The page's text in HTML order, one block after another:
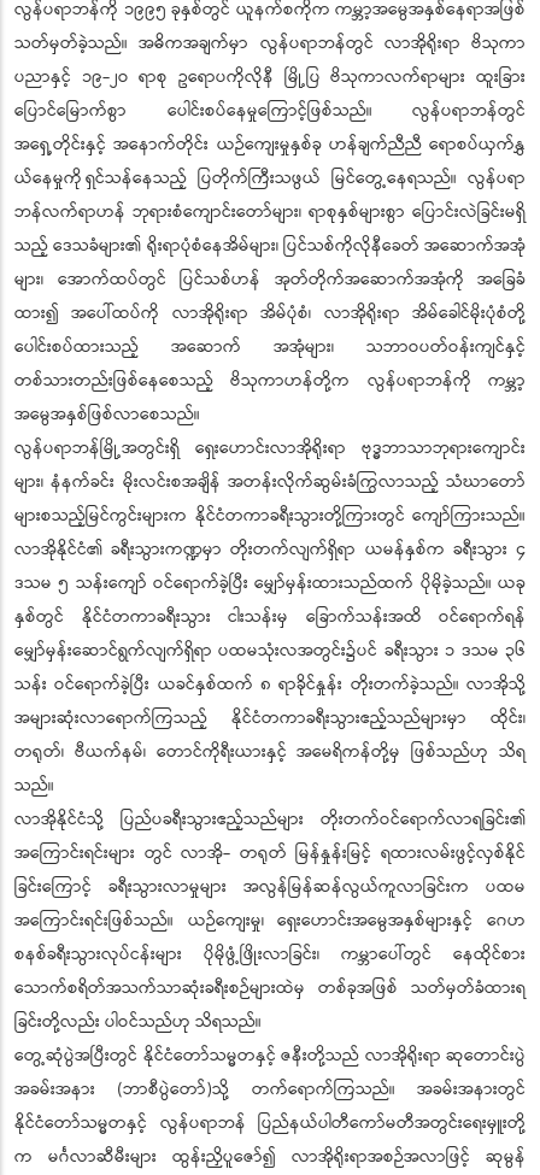
လွန်ပရာဘန်ကို ၁၉၉၅ ခုနှစ်တွင် ယူနက်စကိုက ကမ္ဘာ့အမွေအနှစ်နေရာအဖြစ်
သတ်မှတ်ခဲ့သည်။ အဓိကအချက်မှာ လွန်ပရာဘန်တွင် လာအိုရိုးရာ ဗိသုကာ
ပညာနှင့် ၁၉-၂ဝ ရာစု ဥရောပကိုလိုနီ မြို့ပြ ဗိသုကာလက်ရာများ ထူးခြား
ပြောင်မြောက်စွာ ပေါင်းစပ်နေမှုကြောင့်ဖြစ်သည်။ လွန်ပရာဘန်တွင်
အရှေ့တိုင်းနှင့် အနောက်တိုင်း ယဉ်ကျေးမှုနှစ်ခု ဟန်ချက်ညီညီ ရောစပ်ယှက်နွှ
ယ်နေမှုကို ရှင်သန်နေသည့် ပြတိုက်ကြီးသဖွယ် မြင်တွေ့နေရသည်။ လွန်ပရာ
ဘန်လက်ရာဟန် ဘုရားစံကျောင်းတော်များ၊ ရာစုနှစ်များစွာ ပြောင်းလဲခြင်းမရှိ
သည့် ဒေသခံများ၏ ရိုးရာပုံစံနေအိမ်များ၊ ပြင်သစ်ကိုလိုနီခေတ် အဆောက်အအုံ
များ၊ အောက်ထပ်တွင် ပြင်သစ်ဟန် အုတ်တိုက်အဆောက်အအုံကို အခြေခံ
ထား၍ အပေါ်ထပ်ကို လာအိုရိုးရာ အိမ်ပုံစံ၊ လာအိုရိုးရာ အိမ်ခေါင်မိုးပုံစံတို့
ပေါင်းစပ်ထားသည့် အဆောက် အအုံများ၊ သဘာဝပတ်ဝန်းကျင်နှင့်
တစ်သားတည်းဖြစ်နေစေသည့် ဗိသုကာဟန်တို့က လွန်ပရာဘန်ကို ကမ္ဘာ့
အမွေအနှစ်ဖြစ်လာစေသည်။
လွန်ပရာဘန်မြို့အတွင်းရှိ ရှေးဟောင်းလာအိုရိုးရာ ဗုဒ္ဓဘာသာဘုရားကျောင်း
များ၊ နံနက်ခင်း မိုးလင်းစအချိန် အတန်းလိုက်ဆွမ်းခံကြွလာသည့် သံဃာတော်
များစသည့်မြင်ကွင်းများက နိုင်ငံတကာခရီးသွားတို့ကြားတွင် ကျော်ကြားသည်။
လာအိုနိုင်ငံ၏ ခရီးသွားကဏ္ဍမှာ တိုးတက်လျက်ရှိရာ ယမန်နှစ်က ခရီးသွား ၄
ဒသမ ၅ သန်းကျော် ဝင်ရောက်ခဲ့ပြီး မျှော်မှန်းထားသည်ထက် ပိုမိုခဲ့သည်။ ယခု
နှစ်တွင် နိုင်ငံတကာခရီးသွား ငါးသန်းမှ ခြောက်သန်းအထိ ဝင်ရောက်ရန်
မျှော်မှန်းဆောင်ရွက်လျက်ရှိရာ ပထမသုံးလအတွင်း၌ပင် ခရီးသွား ၁ ဒသမ ၃၆
သန်း ဝင်ရောက်ခဲ့ပြီး ယခင်နှစ်ထက် ၈ ရာခိုင်နှုန်း တိုးတက်ခဲ့သည်။ လာအိုသို့
အများဆုံးလာရောက်ကြသည့် နိုင်ငံတကာခရီးသွားဧည့်သည်များမှာ ထိုင်း၊
တရုတ်၊ ဗီယက်နမ်၊ တောင်ကိုရီးယားနှင့် အမေရိကန်တို့မှ ဖြစ်သည်ဟု သိရ
သည်။
လာအိုနိုင်ငံသို့ ပြည်ပခရီးသွားဧည့်သည်များ တိုးတက်ဝင်ရောက်လာရခြင်း၏
အကြောင်းရင်းများ တွင် လာအို- တရုတ် မြန်နှုန်းမြင့် ရထားလမ်းဖွင့်လှစ်နိုင်
ခြင်းကြောင့် ခရီးသွားလာမှုများ အလွန်မြန်ဆန်လွယ်ကူလာခြင်းက ပထမ
အကြောင်းရင်းဖြစ်သည်။ ယဉ်ကျေးမှု၊ ရှေးဟောင်းအမွေအနှစ်များနှင့် ဂေဟ
စနစ်ခရီးသွားလုပ်ငန်းများ ပိုမိုဖွံ့ဖြိုးလာခြင်း၊ ကမ္ဘာပေါ်တွင် နေထိုင်စား
သောက်စရိတ်အသက်သာဆုံးခရီးစဉ်များထဲမှ တစ်ခုအဖြစ် သတ်မှတ်ခံထားရ
ခြင်းတို့လည်း ပါဝင်သည်ဟု သိရသည်။
တွေ့ဆုံပွဲအပြီးတွင် နိုင်ငံတော်သမ္မတနှင့် ဇနီးတို့သည် လာအိုရိုးရာ ဆုတောင်းပွဲ
အခမ်းအနား (ဘာစီပွဲတော်)သို့ တက်ရောက်ကြသည်။ အခမ်းအနားတွင်
နိုင်ငံတော်သမ္မတနှင့် လွန်ပရာဘန် ပြည်နယ်ပါတီကော်မတီအတွင်းရေးမှူးတို့
က မင်္ဂလာဆီမီးများ ထွန်းညှိပူဇော်၍ လာအိုရိုးရာအစဉ်အလာဖြင့် ဆုမွန်